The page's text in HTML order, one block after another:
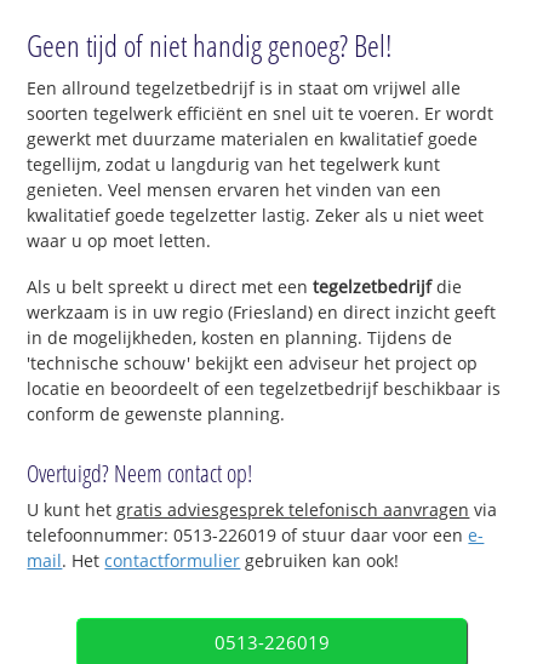
Geen tijd of niet handig genoeg? Bel!
Een allround tegelzetbedrijf is in staat om vrijwel alle
soorten tegelwerk efficiënt en snel uit te voeren. Er wordt
gewerkt met duurzame materialen en kwalitatief goede
tegellijm, zodat u langdurig van het tegelwerk kunt
genieten. Veel mensen ervaren het vinden van een
kwalitatief goede tegelzetter lastig. Zeker als u niet weet
waar u op moet letten.
Als u belt spreekt u direct met eentegelzetbedrijfdie
werkzaam is in uw regio (Friesland) en direct inzicht geeft
in de mogelijkheden, kosten en planning. Tijdens de
'technische schouw' bekijkt een adviseur het project op
locatie en beoordeelt of een tegelzetbedrijf beschikbaar is
conform de gewenste planning.
Overtuigd? Neem contact op!
U kunt hetgratis adviesgesprek telefonisch aanvragen via
telefoonnummer: 0513-226019 of stuur daar voor eene-
mail. Hetcontactformulier gebruiken kan ook!
0513-226019